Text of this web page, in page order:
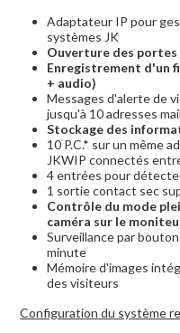
Adaptateur IP pour
systèmes JK
Ouverture des portes
Enregistrement d'un
+ audio)
Messages d'alerte de
jusqu'à 10 adresses mail
Stockage des
10 P.C.* sur un même
JKWIP connectés
4 entrées pour
1 sortie contact sec
Contrôle du mode
caméra sur le
Surveillance par
minute
Mémoire d'images
des visiteurs
Configuration du système